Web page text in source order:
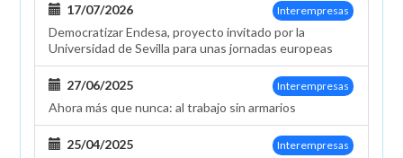
Interempresas
17/07/2026
Democratizar Endesa, proyecto invitado por la
Universidad de Sevilla para unas jornadas europeas
Interempresas
27/06/2025
Ahora más que nunca: al trabajo sin armarios
Interempresas
25/04/2025